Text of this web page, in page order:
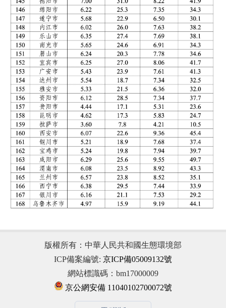
版權所有：中華人民共和國生態環境部
ICP備案編號: 京ICP備05009132號
網站標識碼：bm17000009
京公網安備 11040102700072號